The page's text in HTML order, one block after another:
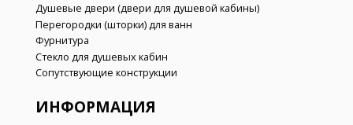
Душевые двери (двери для душевой кабины)
Перегородки (шторки) для ванн
Фурнитура
Стекло для душевых кабин
Сопутствующие конструкции
ИНФОРМАЦИЯ